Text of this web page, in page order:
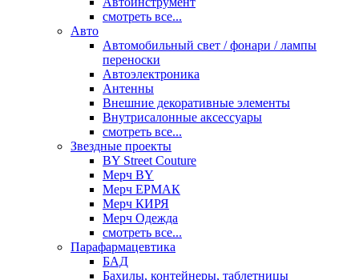
смотреть все...
Авто
Автомобильный свет / фонари / лампы
переноски
Автоэлектроника
Антенны
Внешние декоративные элементы
Внутрисалонные аксессуары
смотреть все...
Звездные проекты
BY Street Couture
Мерч BY
Мерч ЕРМАК
Мерч КИРЯ
Мерч Одежда
смотреть все...
Парафармацевтика
БАД
Бахилы, контейнеры, таблетницы